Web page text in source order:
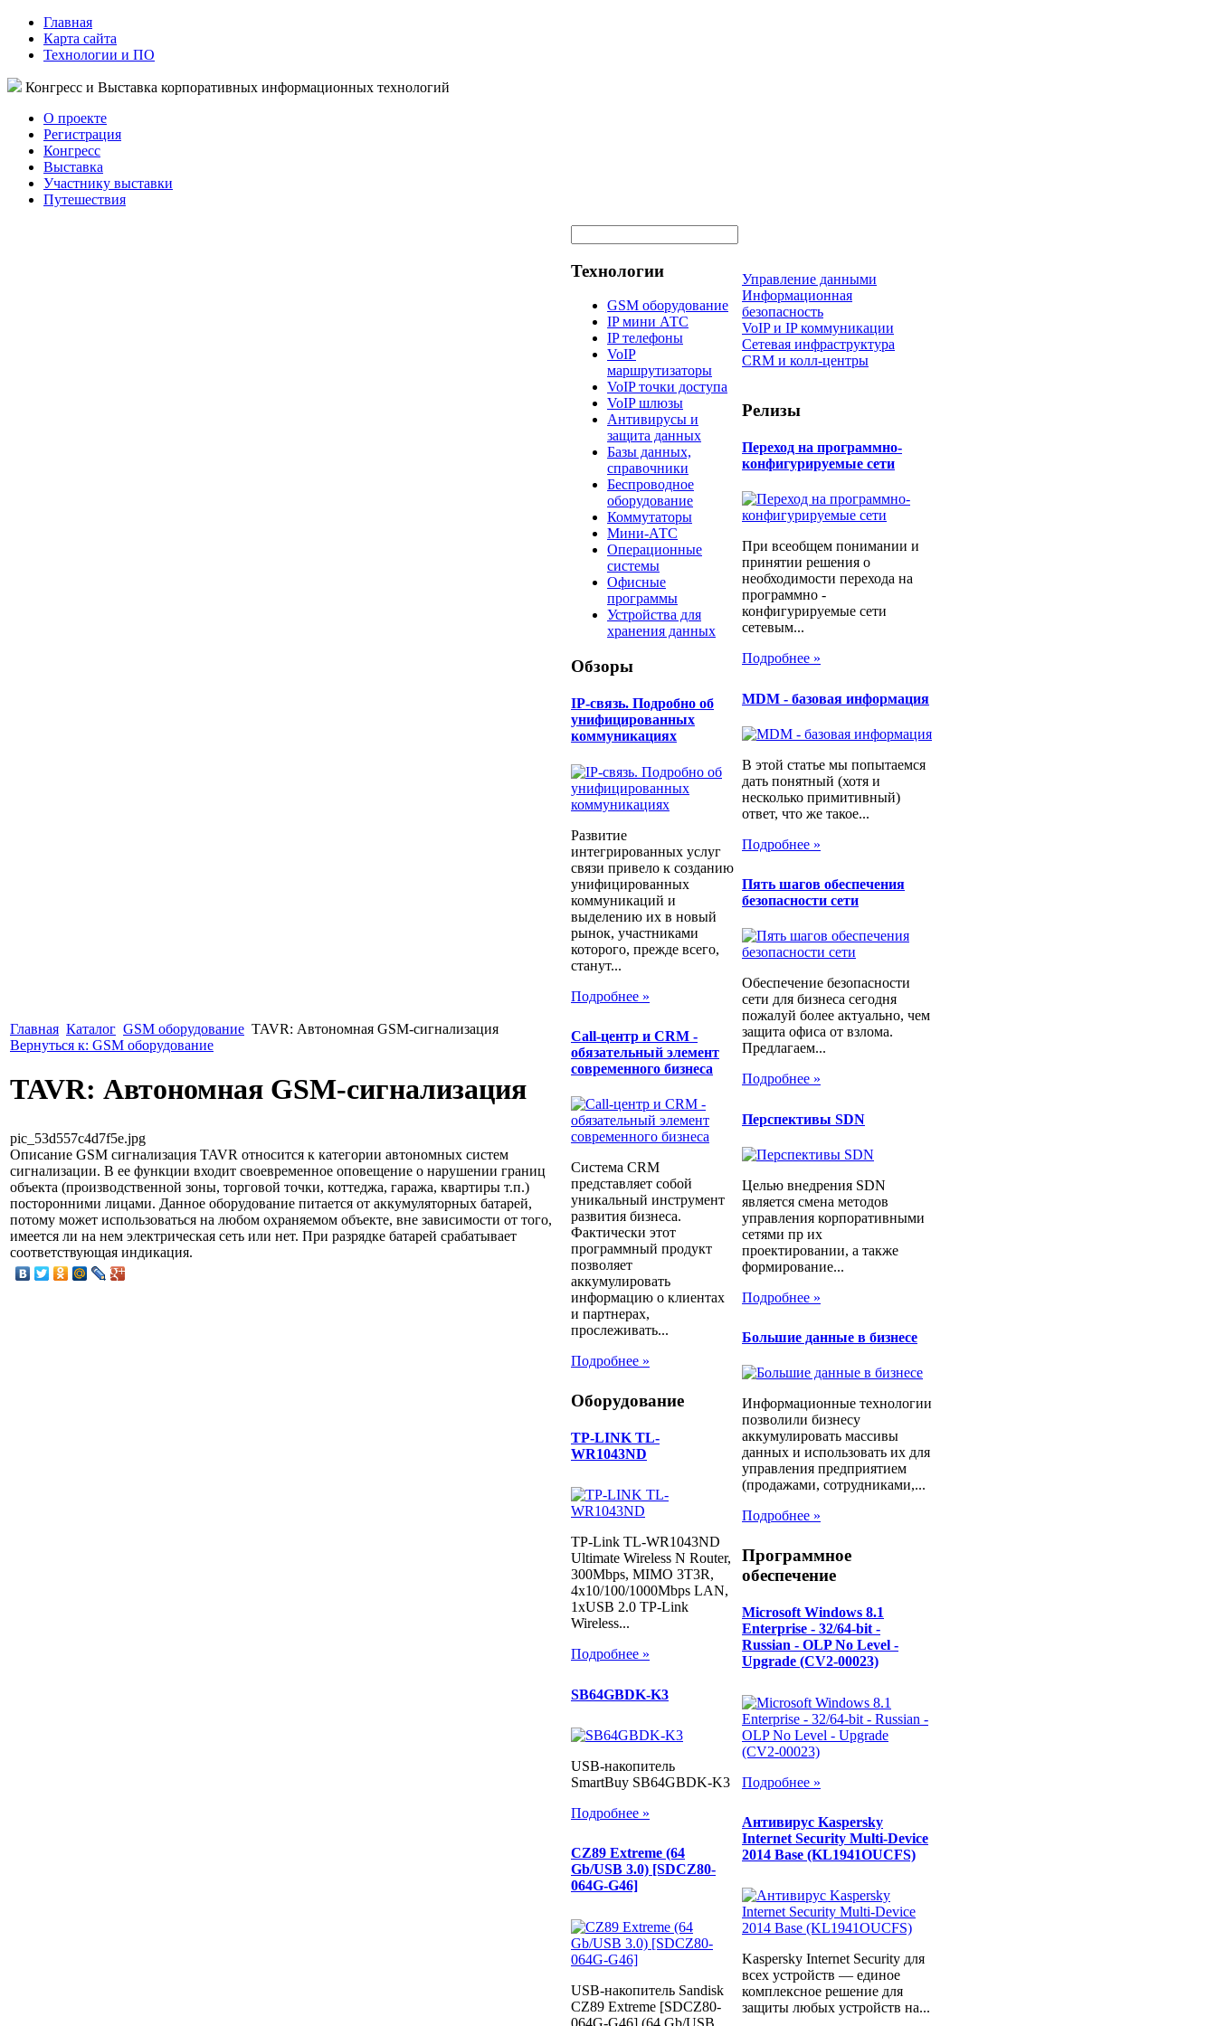
Главная
Карта сайта
Технологии и ПО
Конгресс и Выставка корпоративных информационных технологий
О проекте
Регистрация
Конгресс
Выставка
Участнику выставки
Путешествия
Главная Каталог GSM оборудование TAVR: Автономная GSM-сигнализация
Вернуться к: GSM оборудование
TAVR: Автономная GSM-сигнализация
pic_53d557c4d7f5e.jpg
Описание GSM сигнализация TAVR относится к категории автономных систем
сигнализации. В ее функции входит своевременное оповещение о нарушении границ
объекта (производственной зоны, торговой точки, коттеджа, гаража, квартиры т.п.)
посторонними лицами. Данное оборудование питается от аккумуляторных батарей,
потому может использоваться на любом охраняемом объекте, вне зависимости от того,
имеется ли на нем электрическая сеть или нет. При разрядке батарей срабатывает
соответствующая индикация.
Технологии
GSM оборудование
IP мини АТС
IP телефоны
VoIP
маршрутизаторы
VoIP точки доступа
VoIP шлюзы
Антивирусы и
защита данных
Базы данных,
справочники
Беспроводное
оборудование
Коммутаторы
Мини-АТС
Операционные
системы
Офисные
программы
Устройства для
хранения данных
Обзоры
IP-связь. Подробно об
унифицированных
коммуникациях
Развитие
интегрированных услуг
связи привело к созданию
унифицированных
коммуникаций и
выделению их в новый
рынок, участниками
которого, прежде всего,
станут...
Подробнее »
Call-центр и CRM -
обязательный элемент
современного бизнеса
Система CRM
представляет собой
уникальный инструмент
развития бизнеса.
Фактически этот
программный продукт
позволяет
аккумулировать
информацию о клиентах
и партнерах,
прослеживать...
Подробнее »
Оборудование
TP-LINK TL-
WR1043ND
TP-Link TL-WR1043ND
Ultimate Wireless N Router,
300Mbps, MIMO 3T3R,
4x10/100/1000Mbps LAN,
1xUSB 2.0 TP-Link
Wireless...
Подробнее »
SB64GBDK-K3
USB-накопитель
SmartBuy SB64GBDK-K3
Подробнее »
CZ89 Extreme (64
Gb/USB 3.0) [SDCZ80-
064G-G46]
USB-накопитель Sandisk
CZ89 Extreme [SDCZ80-
064G-G46] (64 Gb/USB
Управление данными
Информационная
безопасность
VoIP и IP коммуникации
Сетевая инфраструктура
CRM и колл-центры
Релизы
Переход на программно-
конфигурируемые сети
При всеобщем понимании и
принятии решения о
необходимости перехода на
программно -
конфигурируемые сети
сетевым...
Подробнее »
MDM - базовая информация
В этой статье мы попытаемся
дать понятный (хотя и
несколько примитивный)
ответ, что же такое...
Подробнее »
Пять шагов обеспечения
безопасности сети
Обеспечение безопасности
сети для бизнеса сегодня
пожалуй более актуально, чем
защита офиса от взлома.
Предлагаем...
Подробнее »
Перспективы SDN
Целью внедрения SDN
является смена методов
управления корпоративными
сетями пр их
проектировании, а также
формирование...
Подробнее »
Большие данные в бизнесе
Информационные технологии
позволили бизнесу
аккумулировать массивы
данных и использовать их для
управления предприятием
(продажами, сотрудниками,...
Подробнее »
Программное
обеспечение
Microsoft Windows 8.1
Enterprise - 32/64-bit -
Russian - OLP No Level -
Upgrade (CV2-00023)
Подробнее »
Антивирус Kaspersky
Internet Security Multi-Device
2014 Base (KL1941OUCFS)
Kaspersky Internet Security для
всех устройств — единое
комплексное решение для
защиты любых устройств на...